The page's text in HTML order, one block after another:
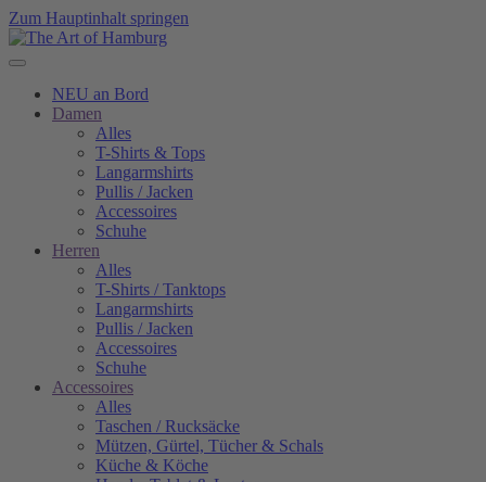
Zum Hauptinhalt springen
NEU an Bord
Damen
Alles
T-Shirts & Tops
Langarmshirts
Pullis / Jacken
Accessoires
Schuhe
Herren
Alles
T-Shirts / Tanktops
Langarmshirts
Pullis / Jacken
Accessoires
Schuhe
Accessoires
Alles
Taschen / Rucksäcke
Mützen, Gürtel, Tücher & Schals
Küche & Köche